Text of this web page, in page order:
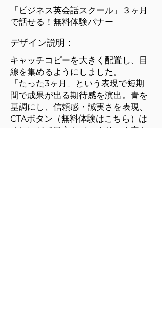
「ビジネス英会話スクール」３ヶ月
で話せる！無料体験バナー
​デザイン説明：
キャッチコピーを大きく配置し、目
線を集めるようにしました。
​「たった3ヶ月」という表現で短期
間で成果が出る期待感を演出。青を
基調にし、信頼感・誠実さを表現、
CTAボタン（無料体験はこちら）は​
オレンジで目立たせ、クリック率を